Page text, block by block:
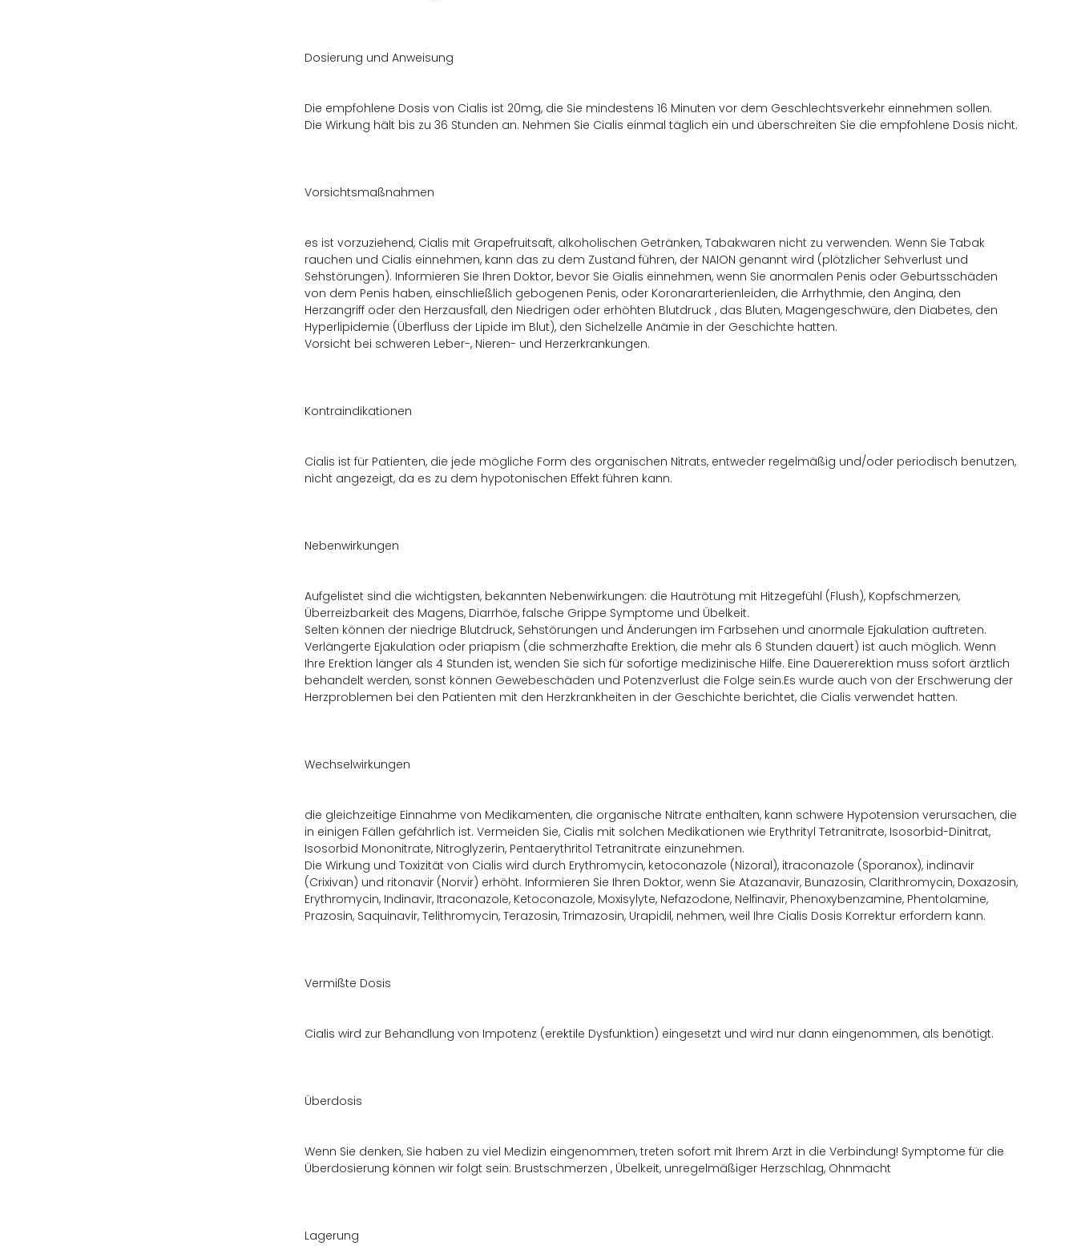
Dosierung und Anweisung
Die empfohlene Dosis von Cialis ist 20mg, die Sie mindestens 16 Minuten vor dem Geschlechtsverkehr einnehmen sollen.
Die Wirkung hält bis zu 36 Stunden an. Nehmen Sie Cialis einmal täglich ein und überschreiten Sie die empfohlene Dosis nicht.
Vorsichtsmaßnahmen
es ist vorzuziehend, Cialis mit Grapefruitsaft, alkoholischen Getränken, Tabakwaren nicht zu verwenden. Wenn Sie Tabak
rauchen und Cialis einnehmen, kann das zu dem Zustand führen, der NAION genannt wird (plötzlicher Sehverlust und
Sehstörungen). Informieren Sie Ihren Doktor, bevor Sie Gialis einnehmen, wenn Sie anormalen Penis oder Geburtsschäden
von dem Penis haben, einschließlich gebogenen Penis, oder Koronararterienleiden, die Arrhythmie, den Angina, den
Herzangriff oder den Herzausfall, den Niedrigen oder erhöhten Blutdruck , das Bluten, Magengeschwüre, den Diabetes, den
Hyperlipidemie (Überfluss der Lipide im Blut), den Sichelzelle Anämie in der Geschichte hatten.
Vorsicht bei schweren Leber-, Nieren- und Herzerkrankungen.
Kontraindikationen
Cialis ist für Patienten, die jede mögliche Form des organischen Nitrats, entweder regelmäßig und/oder periodisch benutzen,
nicht angezeigt, da es zu dem hypotonischen Effekt führen kann.
Nebenwirkungen
Aufgelistet sind die wichtigsten, bekannten Nebenwirkungen: die Hautrötung mit Hitzegefühl (Flush), Kopfschmerzen,
Überreizbarkeit des Magens, Diarrhöe, falsche Grippe Symptome und Übelkeit.
Selten können der niedrige Blutdruck, Sehstörungen und Änderungen im Farbsehen und anormale Ejakulation auftreten.
Verlängerte Ejakulation oder priapism (die schmerzhafte Erektion, die mehr als 6 Stunden dauert) ist auch möglich. Wenn
Ihre Erektion länger als 4 Stunden ist, wenden Sie sich für sofortige medizinische Hilfe. Eine Dauererektion muss sofort ärztlich
behandelt werden, sonst können Gewebeschäden und Potenzverlust die Folge sein.Es wurde auch von der Erschwerung der
Herzproblemen bei den Patienten mit den Herzkrankheiten in der Geschichte berichtet, die Cialis verwendet hatten.
Wechselwirkungen
die gleichzeitige Einnahme von Medikamenten, die organische Nitrate enthalten, kann schwere Hypotension verursachen, die
in einigen Fällen gefährlich ist. Vermeiden Sie, Cialis mit solchen Medikationen wie Erythrityl Tetranitrate, Isosorbid-Dinitrat,
Isosorbid Mononitrate, Nitroglyzerin, Pentaerythritol Tetranitrate einzunehmen.
Die Wirkung und Toxizität von Cialis wird durch Erythromycin, ketoconazole (Nizoral), itraconazole (Sporanox), indinavir
(Crixivan) und ritonavir (Norvir) erhöht. Informieren Sie Ihren Doktor, wenn Sie Atazanavir, Bunazosin, Clarithromycin, Doxazosin,
Erythromycin, Indinavir, Itraconazole, Ketoconazole, Moxisylyte, Nefazodone, Nelfinavir, Phenoxybenzamine, Phentolamine,
Prazosin, Saquinavir, Telithromycin, Terazosin, Trimazosin, Urapidil, nehmen, weil Ihre Cialis Dosis Korrektur erfordern kann.
Vermißte Dosis
Cialis wird zur Behandlung von Impotenz (erektile Dysfunktion) eingesetzt und wird nur dann eingenommen, als benötigt.
Überdosis
Wenn Sie denken, Sie haben zu viel Medizin eingenommen, treten sofort mit Ihrem Arzt in die Verbindung! Symptome für die
Überdosierung können wir folgt sein: Brustschmerzen , Übelkeit, unregelmäßiger Herzschlag, Ohnmacht
Lagerung